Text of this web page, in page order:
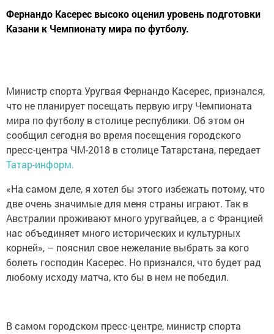
Фернандо Касерес высоко оценил уровень подготовки
Казани к Чемпионату мира по футболу.
Министр спорта Уругвая Фернандо Касерес, признался,
что не планирует посещать первую игру Чемпионата
мира по футболу в столице республики. Об этом он
сообщил сегодня во время посещения городского
пресс-центра ЧМ-2018 в столице Татарстана, передает
Татар-информ.
«На самом деле, я хотел бы этого избежать потому, что
две очень значимые для меня страны играют. Так в
Австралии проживают много уругвайцев, а с Францией
нас объединяет много исторических и культурных
корней», – пояснил свое нежелание выбрать за кого
болеть господин Касерес. Но признался, что будет рад
любому исходу матча, кто бы в нем не победил.
В самом городском пресс-центре, министр спорта